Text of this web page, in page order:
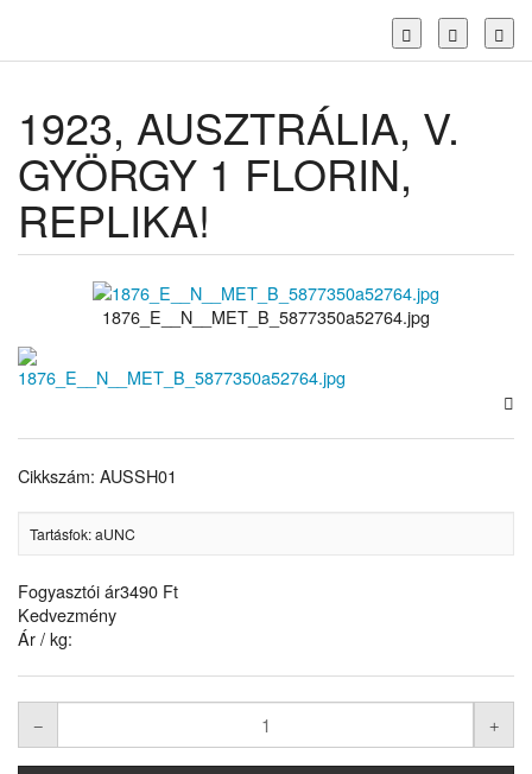
1923, AUSZTRÁLIA, V.
GYÖRGY 1 FLORIN,
REPLIKA!
1876_E__N__MET_B_5877350a52764.jpg
Cikkszám: AUSSH01
Tartásfok: aUNC
Fogyasztói ár3490 Ft
Kedvezmény
Ár / kg: